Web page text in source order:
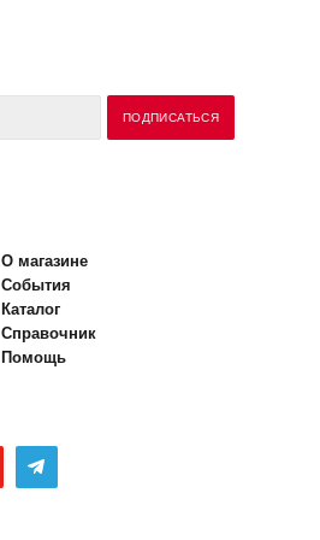
О магазине
События
Каталог
Справочник
Помощь